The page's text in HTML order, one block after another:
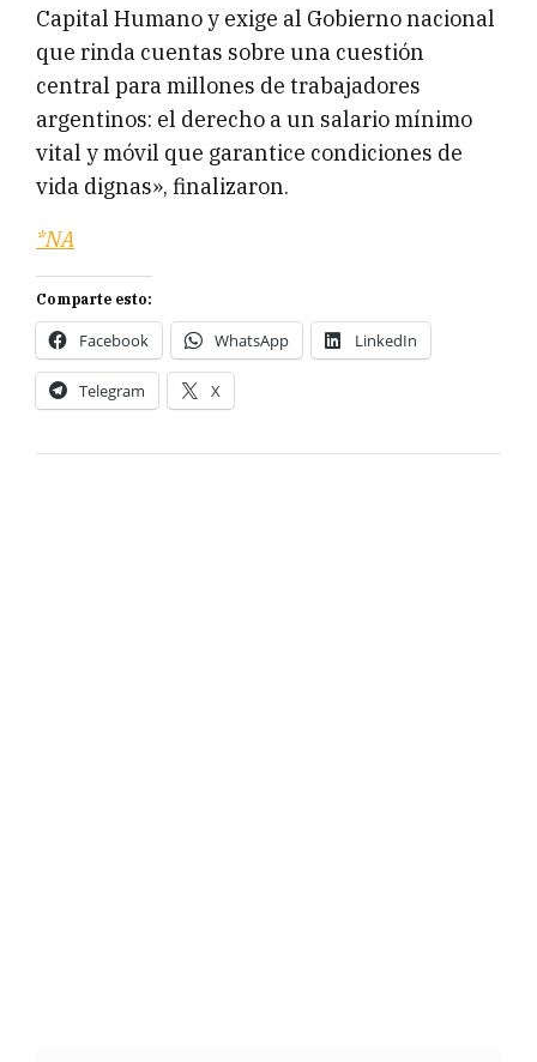
Capital Humano y exige al Gobierno nacional
que rinda cuentas sobre una cuestión
central para millones de trabajadores
argentinos: el derecho a un salario mínimo
vital y móvil que garantice condiciones de
vida dignas», finalizaron.
*NA
Comparte esto:
Facebook WhatsApp LinkedIn
Telegram X